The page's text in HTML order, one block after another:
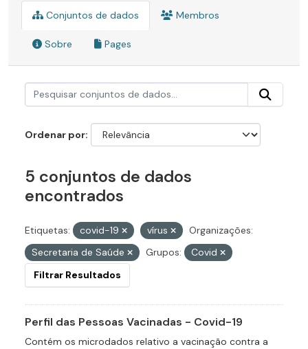
Conjuntos de dados Membros
Sobre Pages
Ordenar por
5 conjuntos de dados
encontrados
Etiquetas: covid-19 vírus
Organizações:
Secretaria de Saúde
Grupos:
Covid
Filtrar Resultados
Perfil das Pessoas Vacinadas - Covid-19
Contém os microdados relativo a vacinação contra a